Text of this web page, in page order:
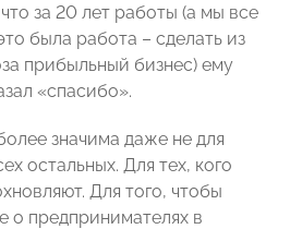
за 20 лет работы (а мы все
была работа – сделать из
прибыльный бизнес) ему
«спасибо».
значима даже не для
остальных. Для тех, кого
Для того, чтобы
о предпринимателях в